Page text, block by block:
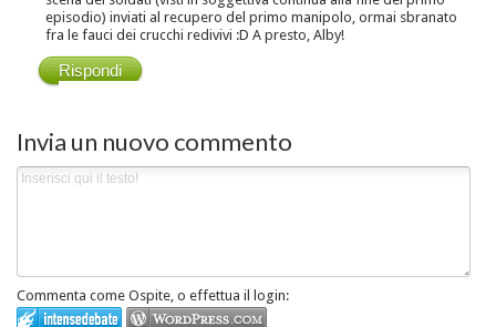
episodio) inviati al recupero del primo manipolo, ormai sbranato
fra le fauci dei crucchi redivivi :D A presto, Alby!
Rispondi
Invia un nuovo commento
Commenta come Ospite, o effettua il login: